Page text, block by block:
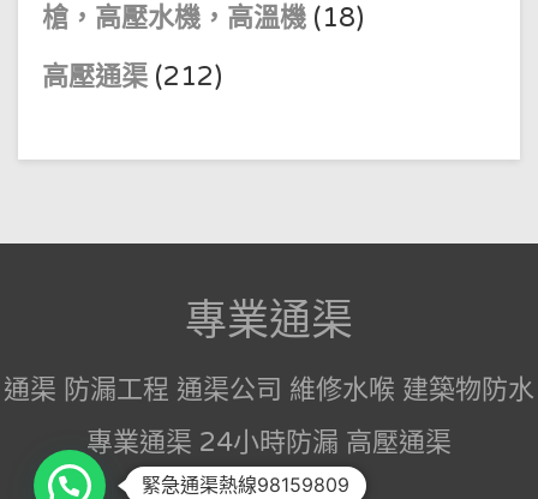
槍，高壓水機，高溫機 (18)
高壓通渠 (212)
專業通渠
通渠 防漏工程 通渠公司 維修水喉 建築物防水
專業通渠 24小時防漏 高壓通渠
緊急通渠熱線98159809